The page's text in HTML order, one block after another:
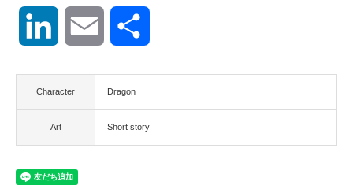
LinkedIn Email
Character Dragon
Art Short story